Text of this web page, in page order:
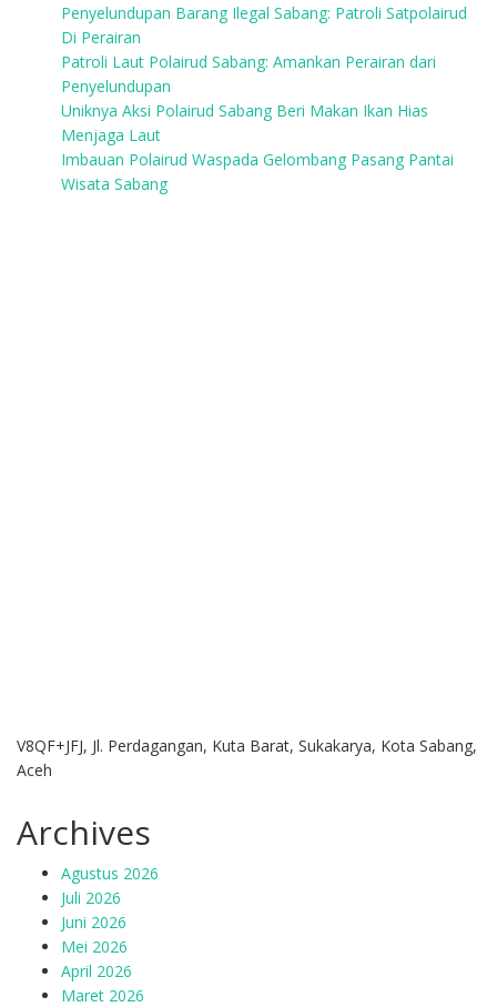
Penyelundupan Barang Ilegal Sabang: Patroli Satpolairud
Di Perairan
Patroli Laut Polairud Sabang: Amankan Perairan dari
Penyelundupan
Uniknya Aksi Polairud Sabang Beri Makan Ikan Hias
Menjaga Laut
Imbauan Polairud Waspada Gelombang Pasang Pantai
Wisata Sabang
V8QF+JFJ, Jl. Perdagangan, Kuta Barat, Sukakarya, Kota Sabang,
Aceh
Archives
Agustus 2026
Juli 2026
Juni 2026
Mei 2026
April 2026
Maret 2026